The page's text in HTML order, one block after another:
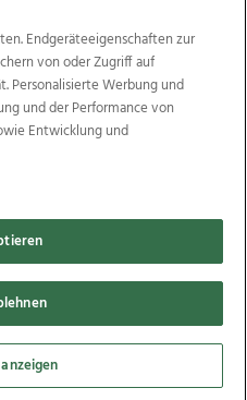
Wimmer
Ischler Woche
OÖN Immobilien
Promenaden Galerien
GmbH & Co KG
by11x11.net
bearbeiten
Endgeräteeigenschaften zur
von oder Zugriff auf
Personalisierte Werbung und
und der Performance von
Entwicklung und